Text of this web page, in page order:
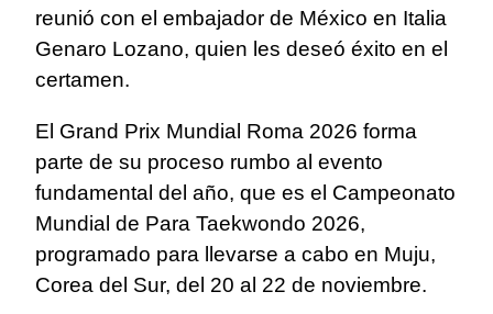
reunió con el embajador de México en Italia
Genaro Lozano, quien les deseó éxito en el
certamen.
El Grand Prix Mundial Roma 2026 forma
parte de su proceso rumbo al evento
fundamental del año, que es el Campeonato
Mundial de Para Taekwondo 2026,
programado para llevarse a cabo en Muju,
Corea del Sur, del 20 al 22 de noviembre.